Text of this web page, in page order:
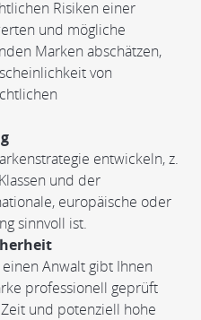
Risiken einer
und mögliche
Marken abschätzen,
von
entwickeln, z.
und der
europäische oder
sinnvoll ist.
Anwalt gibt Ihnen
professionell geprüft
und potenziell hohe